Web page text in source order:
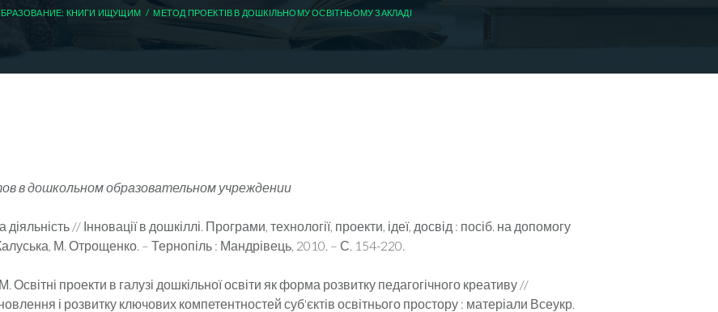
КНИГИ ИЩУЩИМ МЕТОД ПРОЕКТІВ В ДОШКІЛЬНОМУ ОСВІТНЬОМУ ЗАКЛАДІ
в дошкольном образовательном учреждении
// Інновації в дошкіллі. Програми, технології, проекти, ідеї, досвід : посіб. на допомогу
М. Отрощенко. – Тернопіль : Мандрівець, 2010. – С. 154-220.
проекти в галузі дошкільної освіти як форма розвитку педагогічного креативу //
і розвитку ключових компетентностей суб'єктів освітнього простору : матеріали Всеукр.